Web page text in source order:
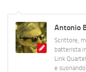
Antonio
Scrittore,
batterista
Link
e